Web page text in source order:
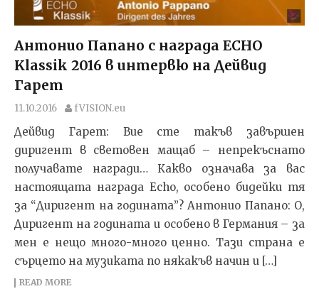
Антонио Папано с награда ECHO
Klassik 2016 в интервю на Дейвид
Гарет
11.10.2016 fVISION.eu
Дейвид Гарет: Вие сте такъв завършен
диригент в световен мащаб – непрекъснато
получавате награди… Какво означава за вас
настоящата награда Echo, особено бидейки тя
за “Диригент на годината”? Антонио Папано: О,
Диригент на годината и особено в Германия – за
мен е нещо много-много ценно. Тази страна е
сърцето на музиката по някакъв начин и […]
READ MORE